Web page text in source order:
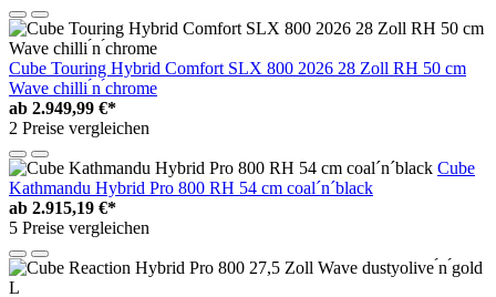
Cube Touring Hybrid Comfort SLX 800 2026 28 Zoll RH 50 cm
Wave chilli ́n ́chrome
ab 2.949,99 €*
2 Preise vergleichen
Cube
Kathmandu Hybrid Pro 800 RH 54 cm coal´n´black
ab 2.915,19 €*
5 Preise vergleichen